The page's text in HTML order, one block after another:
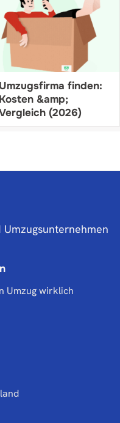
Umzugsfirma finden:
Kosten &amp;
(2026)
Umzug wirklich